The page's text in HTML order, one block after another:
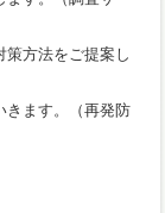
策方法をご提案し
きます。（再発防